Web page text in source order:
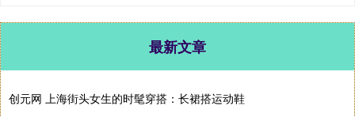
最新文章
创元网 上海街头女生的时髦穿搭：长裙搭运动鞋